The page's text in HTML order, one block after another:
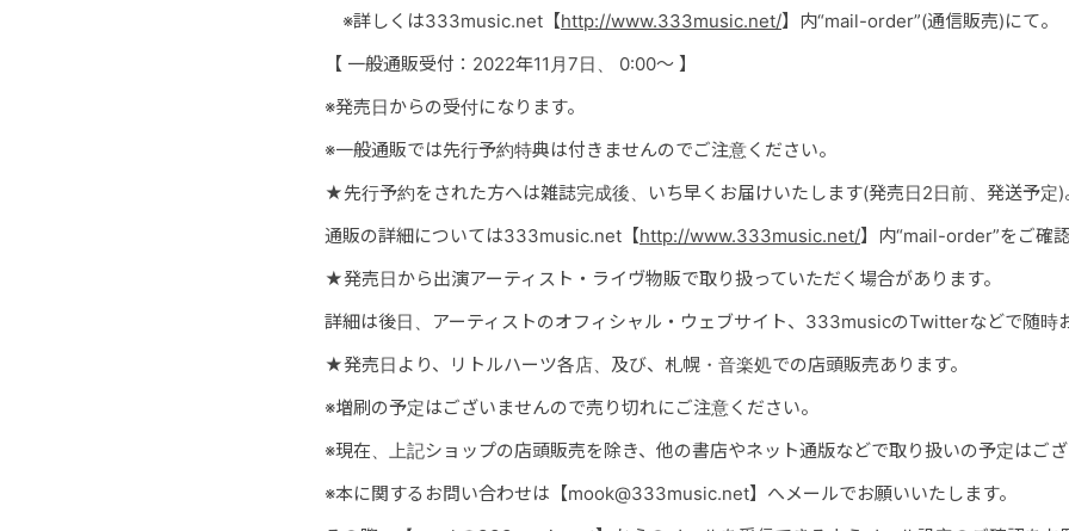
※詳しくは333music.net【http://www.333music.net/】内“mail-order”(通信販売)にて。
【 一般通販受付：2022年11月7日 、 0:00～ 】
※発売日からの受付になります。
※一般通販では先行予約特典は付きませんのでご注意ください。
★先行予約をされた方へは雑誌完成後、いち早くお届けいたします(発売日2日前、発送予定)
通販の詳細については333music.net【http://www.333music.net/】内“mail-order”をご確認
★発売日から出演アーティスト・ライヴ物販で取り扱っていただく場合があります。
詳細は後日、アーティストのオフィシャル・ウェブサイト、333musicのTwitterなどで随時
★発売日より、リトルハーツ各店、及び、札幌・音楽処での店頭販売あります。
※増刷の予定はございませんので売り切れにご注意ください。
※現在、上記ショップの店頭販売を除き、他の書店やネット通版などで取り扱いの予定はござ
※本に関するお問い合わせは【mook@333music.net】へメールでお願いいたします。